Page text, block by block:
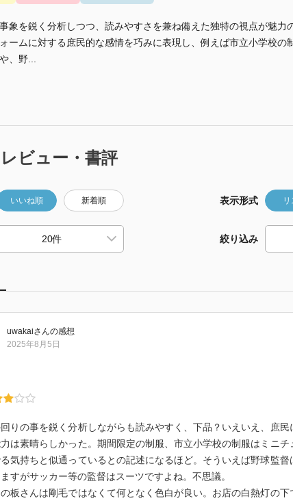
象を鋭く分析しつつ、読みやすさを兼ね備えた独特の視点が魅力
ームに対する庶民的な感情を巧みに表現し、例えば市立小学校の
、野...
ビュー・書評
いいね順 新着順 表示形式
絞り込み
uwakaiさんの感想
2025年8月5日
りの事を鋭く分析しながらも読みやすく、下品？いえいえ、庶民
は素晴らしかった。期間限定の制服、市立小学校の制服はミニチ
気持ちと似通っているとの記述になるほど。そういえば野球監督
すがサッカー等の監督はスーツですよね。不思議。
板さんは剛毛ではなくて何となく色白が良い。お店の白熱灯の下